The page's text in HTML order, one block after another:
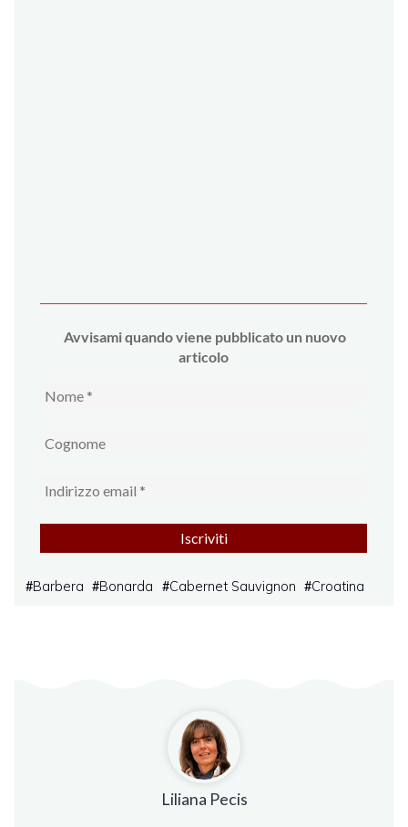
Avvisami quando viene pubblicato un nuovo
articolo
#Barbera #Bonarda #Cabernet Sauvignon #Croatina
Liliana Pecis